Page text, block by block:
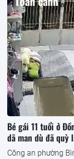
Bé gái 11 tuổi ở
dã man dù đã quỳ
Công an phường